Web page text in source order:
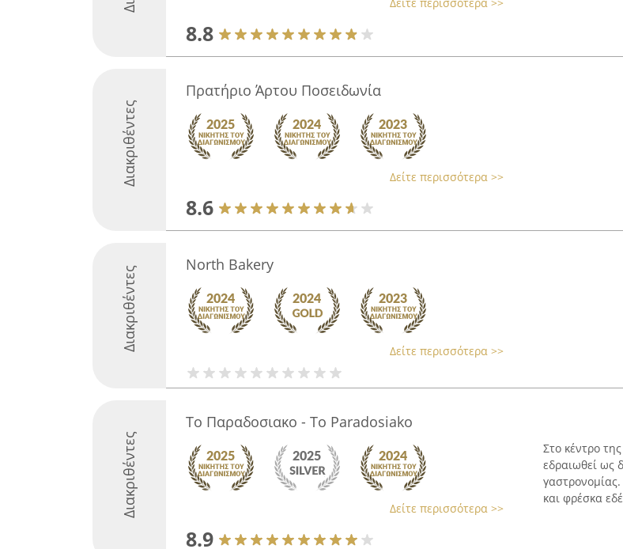
8.8
Διακριθέντες
Πρατήριο Άρτου Ποσειδωνία
Δείτε περισσότερα >>
8.6
Διακριθέντες
North Bakery
Δείτε περισσότερα >>
Διακριθέντες
Το Παραδοσιακο - To Paradosiako
Δείτε περισσότερα >>
8.9
Στο κέντρο
εδραιωθεί ως
και φρέσκα